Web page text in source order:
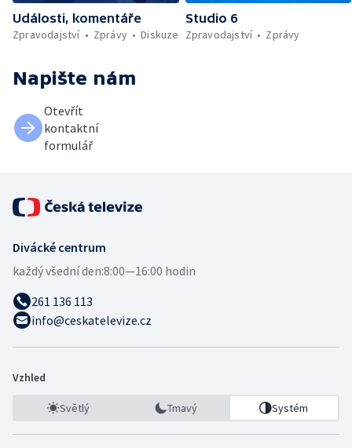
Události, komentáře
Zpravodajství
Zprávy Diskuze
Studio 6
Zpravodajství
Zprávy
Napište nám
Otevřít
kontaktní
formulář
Divácké centrum
každý všední den:8:00—16:00 hodin
261 136 113
info@ceskatelevize.cz
Vzhled
Světlý Tmavý Systém